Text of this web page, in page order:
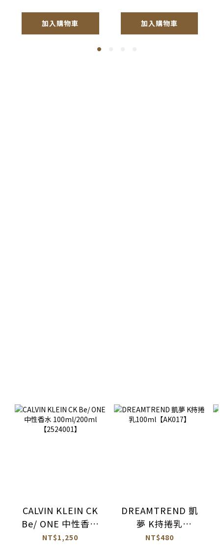
加入購物車 加入購物車
CALVIN KLEIN CK
Be/ ONE 中性香水
100ml/200ml
NT$1,250
DREAMTREND 凱
夢 K持捲乳
100ml【AK017】
NT$480